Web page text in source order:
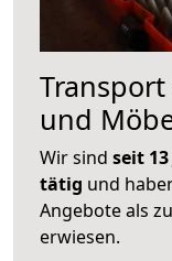
und
Wir sind seit
tätig und
Angebote als
erwiesen.